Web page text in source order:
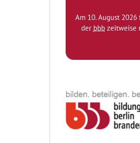
Am 10. August
der bbbzeitweise